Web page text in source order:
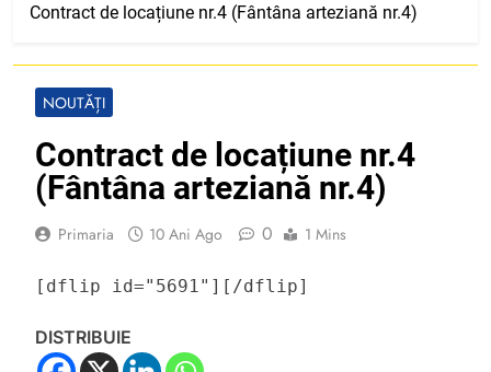
Contract de locațiune nr.4 (Fântâna arteziană nr.4)
NOUTĂȚI
Contract de locațiune nr.4
(Fântâna arteziană nr.4)
Primaria 10 Ani Ago 0 1 Mins
[dflip id="5691"][/dflip]
DISTRIBUIE